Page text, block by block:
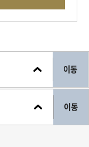
이동
이동